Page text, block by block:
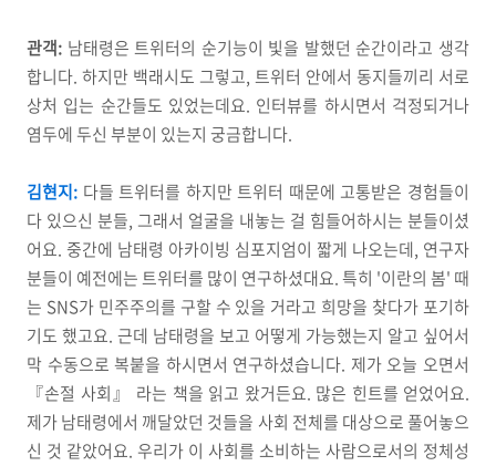
관객: 남태령은 트위터의 순기능이 빛을 발했던 순간이라고 생각
합니다. 하지만 백래시도 그렇고, 트위터 안에서 동지들끼리 서로
상처 입는 순간들도 있었는데요. 인터뷰를 하시면서 걱정되거나
염두에 두신 부분이 있는지 궁금합니다.
김현지: 다들 트위터를 하지만 트위터 때문에 고통받은 경험들이
다 있으신 분들, 그래서 얼굴을 내놓는 걸 힘들어하시는 분들이셨
어요. 중간에 남태령 아카이빙 심포지엄이 짧게 나오는데, 연구자
분들이 예전에는 트위터를 많이 연구하셨대요. 특히 '이란의 봄' 때
는 SNS가 민주주의를 구할 수 있을 거라고 희망을 찾다가 포기하
기도 했고요. 근데 남태령을 보고 어떻게 가능했는지 알고 싶어서
막 수동으로 복붙을 하시면서 연구하셨습니다. 제가 오늘 오면서
『손절 사회』 라는 책을 읽고 왔거든요. 많은 힌트를 얻었어요.
제가 남태령에서 깨달았던 것들을 사회 전체를 대상으로 풀어놓으
신 것 같았어요. 우리가 이 사회를 소비하는 사람으로서의 정체성